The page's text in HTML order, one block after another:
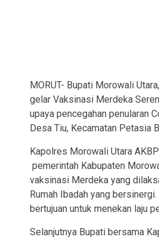
MORUT- Bupati Morowali
gelar Vaksinasi Merdeka
upaya pencegahan penularan
Desa Tiu, Kecamatan Petasia
Kapolres Morowali Utara
pemerintah Kabupaten
vaksinasi Merdeka yang
Rumah Ibadah yang
bertujuan untuk menekan laju
Selanjutnya Bupati bersama